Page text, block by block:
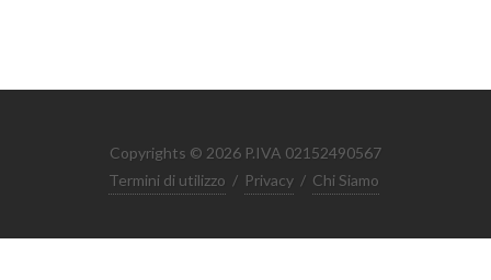
Copyrights © 2026 P.IVA 02152490567
Termini di utilizzo / Privacy / Chi Siamo